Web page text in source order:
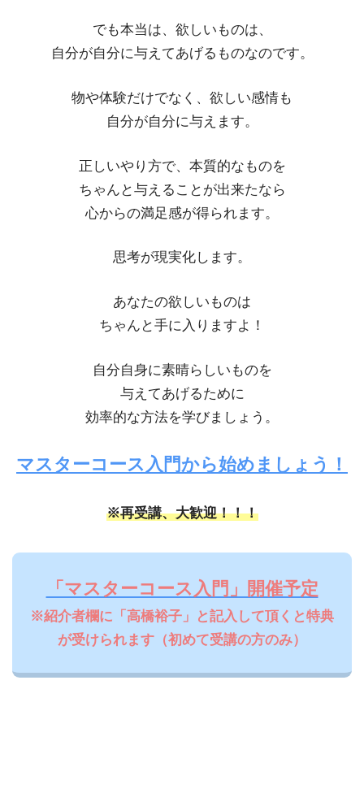
でも本当は、欲しいものは、
自分が自分に与えてあげるものなのです。
物や体験だけでなく、欲しい感情も
自分が自分に与えます。
正しいやり方で、本質的なものを
ちゃんと与えることが出来たなら
心からの満足感が得られます。
思考が現実化します。
あなたの欲しいものは
ちゃんと手に入りますよ！
自分自身に素晴らしいものを
与えてあげるために
効率的な方法を学びましょう。
マスターコース入門から始めましょう！
※再受講、大歓迎！！！
「マスターコース入門」開催予定
※紹介者欄に「高橋裕子」と記入して頂くと特典
が受けられます（初めて受講の方のみ）